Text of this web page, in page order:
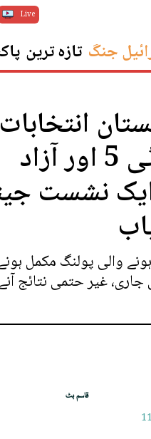
Live
جنگ تازہ ترین
پیپلز پارٹی 5 اور آزاد
ایک نشست
ہونے والی پولنگ مکمل
غیر حتمی نتائج
قاسم بٹ